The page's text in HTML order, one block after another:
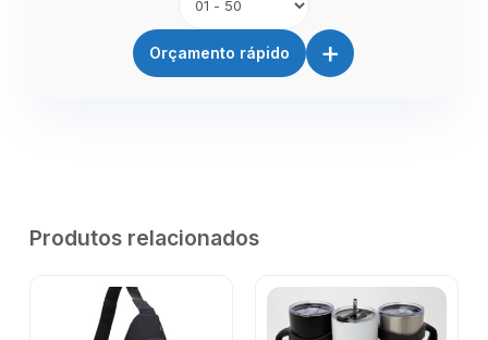
Orçamento rápido +
Produtos relacionados